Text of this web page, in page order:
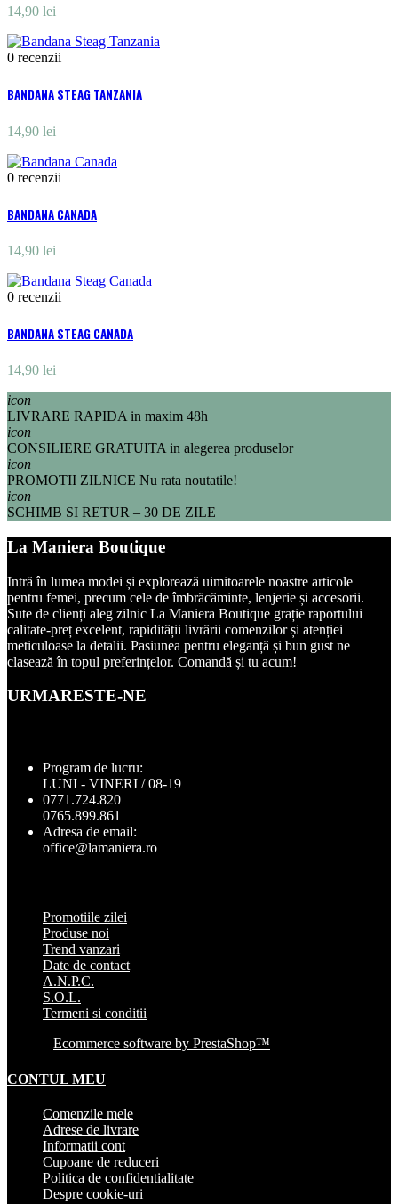
14,90 lei
0 recenzii
BANDANA STEAG TANZANIA
14,90 lei
0 recenzii
BANDANA CANADA
14,90 lei
0 recenzii
BANDANA STEAG CANADA
14,90 lei
icon
LIVRARE RAPIDA in maxim 48h
icon
CONSILIERE GRATUITA in alegerea produselor
icon
PROMOTII ZILNICE Nu rata noutatile!
icon
SCHIMB SI RETUR – 30 DE ZILE
La Maniera Boutique
Intră în lumea modei și explorează uimitoarele noastre articole
pentru femei, precum cele de îmbrăcăminte, lenjerie și accesorii.
Sute de clienți aleg zilnic La Maniera Boutique grație raportului
calitate-preț excelent, rapidității livrării comenzilor și atenției
meticuloase la detalii. Pasiunea pentru eleganță și bun gust ne
clasează în topul preferințelor. Comandă și tu acum!
URMARESTE-NE
Program de lucru:
LUNI - VINERI / 08-19
0771.724.820
0765.899.861
Adresa de email:
office@lamaniera.ro
Promotiile zilei
Produse noi
Trend vanzari
Date de contact
A.N.P.C.
S.O.L.
Termeni si conditii
Ecommerce software by PrestaShop™
CONTUL MEU
Comenzile mele
Adrese de livrare
Informatii cont
Cupoane de reduceri
Politica de confidentialitate
Despre cookie-uri